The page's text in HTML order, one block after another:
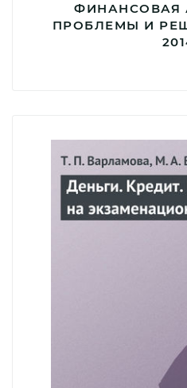
ФИНАНСОВАЯ
ПРОБЛЕМЫ И